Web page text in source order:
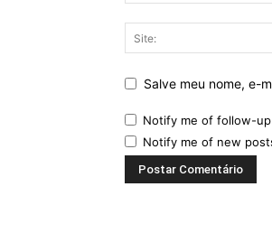
Salve meu nome, e-
Notify me of follow-
Notify me of new